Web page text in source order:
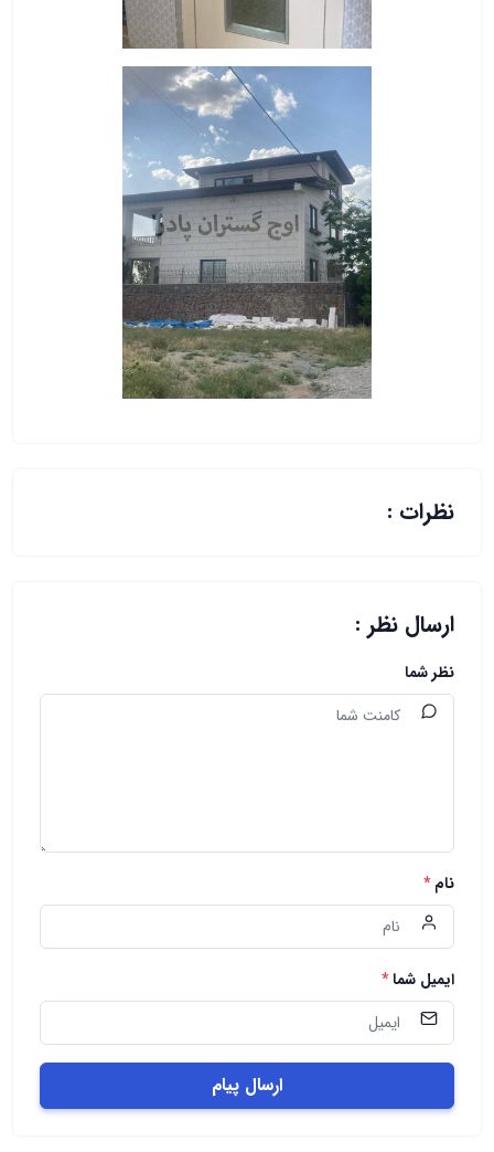
نظرات :
ارسال نظر :
نظر شما
نام*
ایمیل شما*
ارسال پیام